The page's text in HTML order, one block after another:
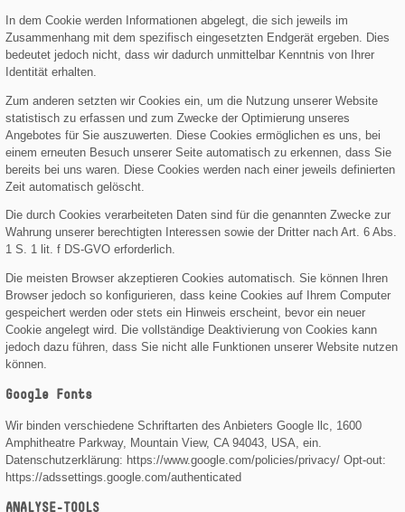
In dem Cookie werden Informationen abgelegt, die sich jeweils im
Zusammenhang mit dem spezifisch eingesetzten Endgerät ergeben. Dies
bedeutet jedoch nicht, dass wir dadurch unmittelbar Kenntnis von Ihrer
Identität erhalten.
Zum anderen setzten wir Cookies ein, um die Nutzung unserer Website
statistisch zu erfassen und zum Zwecke der Optimierung unseres
Angebotes für Sie auszuwerten. Diese Cookies ermöglichen es uns, bei
einem erneuten Besuch unserer Seite automatisch zu erkennen, dass Sie
bereits bei uns waren. Diese Cookies werden nach einer jeweils definierten
Zeit automatisch gelöscht.
Die durch Cookies verarbeiteten Daten sind für die genannten Zwecke zur
Wahrung unserer berechtigten Interessen sowie der Dritter nach Art. 6 Abs.
1 S. 1 lit. f DS-GVO erfor­derlich.
Die meisten Browser akzeptieren Cookies automatisch. Sie können Ihren
Browser jedoch so konfigurieren, dass keine Cookies auf Ihrem Computer
gespeichert werden oder stets ein Hinweis erscheint, bevor ein neuer
Cookie angelegt wird. Die vollständige Deaktivierung von Cookies kann
jedoch dazu führen, dass Sie nicht alle Funktionen unserer Website nutzen
können.
Google Fonts
Wir binden verschiedene Schriftarten des Anbieters Google llc, 1600
Amphitheatre Parkway, Mountain View, CA 94043, USA, ein.
Datenschutzerklärung: https://www.google.com/policies/privacy/ Opt-out:
https://adssettings.google.com/authenticated
ANALYSE-TOOLS